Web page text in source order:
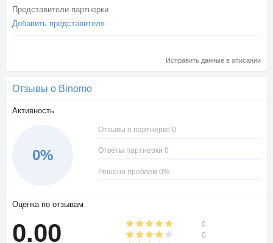
Представители партнерки
Добавить представителя
Исправить данные в описании
Отзывы о Binomo
Активность
0%
Отзывы о партнерке 0
Ответы партнерки 0
Решено проблем 0%
Оценка по отзывам
0.00
0
0